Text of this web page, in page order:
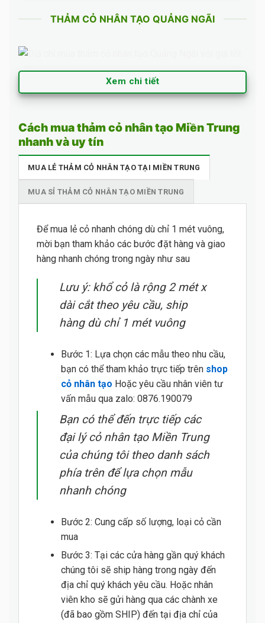
THẢM CỎ NHÂN TẠO QUẢNG NGÃI
Xem chi tiết
Cách mua thảm cỏ nhân tạo Miền Trung
nhanh và uy tín
MUA LẺ THẢM CỎ NHÂN TẠO TẠI MIỀN TRUNG
MUA SỈ THẢM CỎ NHÂN TẠO MIỀN TRUNG
Để mua lẻ cỏ nhanh chóng dù chỉ 1 mét vuông,
mời bạn tham khảo các bước đặt hàng và giao
hàng nhanh chóng trong ngày như sau
Lưu ý: khổ cỏ là rộng 2 mét x
dài cắt theo yêu cầu, ship
hàng dù chỉ 1 mét vuông
Bước 1: Lựa chọn các mẫu theo nhu cầu,
bạn có thể tham khảo trực tiếp trên shop
cỏ nhân tạo Hoặc yêu cầu nhân viên tư
vấn mẫu qua zalo: 0876.190079
Bạn có thể đến trực tiếp các
đại lý cỏ nhân tạo Miền Trung
của chúng tôi theo danh sách
phía trên để lựa chọn mẫu
nhanh chóng
Bước 2: Cung cấp số lượng, loại cỏ cần
mua
Bước 3: Tại các cửa hàng gần quý khách
chúng tôi sẽ ship hàng trong ngày đến
địa chỉ quý khách yêu cầu. Hoặc nhân
viên kho sẽ gửi hàng qua các chành xe
(đã bao gồm SHIP) đến tại địa chỉ của